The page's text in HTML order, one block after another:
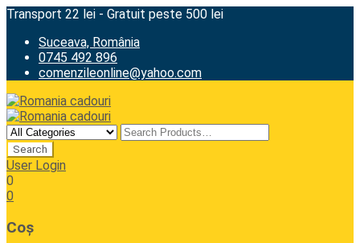
Transport 22 lei - Gratuit peste 500 lei
Suceava, România
0745 492 896
comenzileonline@yahoo.com
User Login
0
0
Coș